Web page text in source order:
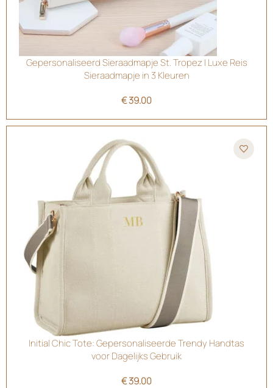
Gepersonaliseerd Sieraadmapje St. Tropez | Luxe Reis
Sieraadmapje in 3 Kleuren
€39.00
Initial Chic Tote: Gepersonaliseerde Trendy Handtas
voor Dagelijks Gebruik
€39.00